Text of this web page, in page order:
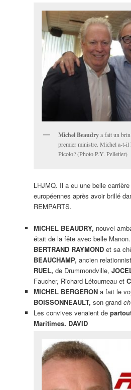
Michel Beaudrya fait un brin
premier ministre. Michel a-t-il
Picolo? (Photo P.Y. Pelletier)
LHJMQ. Il a eu une belle
européennes après avoir brillé
REMPARTS.
MICHEL BEAUDRY, nouvel
était de la fête avec belle
BERTRAND RAYMONDet sa
BEAUCHAMP, ancien
RUEL, de Drummondville,
Faucher, Richard Létourneau et
MICHEL BERGERONa fait le
BOISSONNEAULT, son grand
Les convives venaient de
Maritimes. DAVID